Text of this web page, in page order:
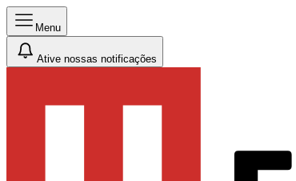
Menu
Ative nossas notificações